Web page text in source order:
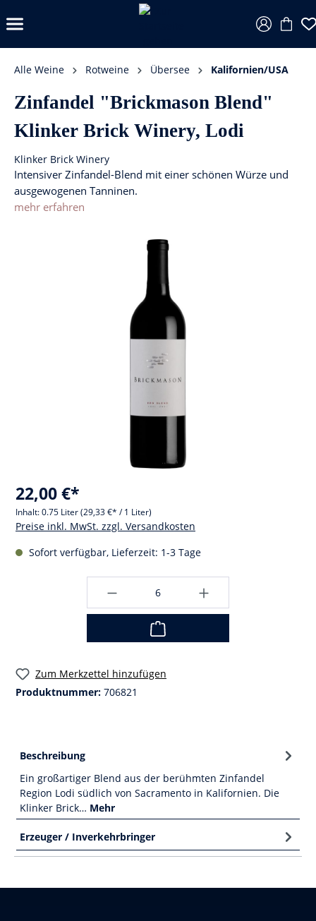
Alle Weine Rotweine Übersee Kalifornien/USA
Zinfandel "Brickmason Blend"
Klinker Brick Winery, Lodi
Klinker Brick Winery
Intensiver Zinfandel-Blend mit einer schönen Würze und
ausgewogenen Tanninen.
mehr erfahren
22,00 €*
Inhalt:0.75 Liter(29,33 €* / 1 Liter)
Preise inkl. MwSt. zzgl. Versandkosten
Sofort verfügbar, Lieferzeit: 1-3 Tage
Zum Merkzettel hinzufügen
Produktnummer: 706821
Beschreibung
Ein großartiger Blend aus der berühmten Zinfandel
Region Lodi südlich von Sacramento in Kalifornien. Die
Klinker Brick… Mehr
Erzeuger / Inverkehrbringer